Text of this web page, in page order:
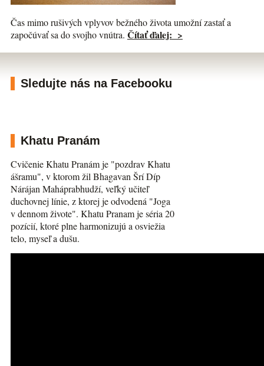
Čas mimo rušivých vplyvov bežného života umožní zastať a
započúvať sa do svojho vnútra. Čítať ďalej: >
Sledujte nás na Facebooku
Khatu Pranám
Cvičenie Khatu Pranám je "pozdrav Khatu
ášramu", v ktorom žil Bhagavan Šrí Díp
Nárájan Maháprabhudží, veľký učiteľ
duchovnej línie, z ktorej je odvodená "Joga
v dennom živote". Khatu Pranam je séria 20
pozícií, ktoré plne harmonizujú a osviežia
telo, myseľ a dušu.